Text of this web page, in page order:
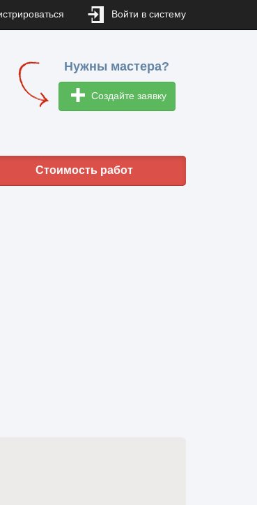
Войти в систему
Нужны мастера?
Создайте заявку
Стоимость работ